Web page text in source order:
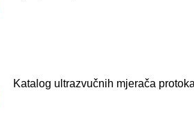
Katalog ultrazvučnih mjerača